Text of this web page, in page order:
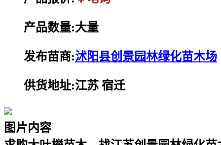
产品数量:大量
发布苗商:沭阳县创景园林绿化苗木场
供货地址:江苏 宿迁
图片内容